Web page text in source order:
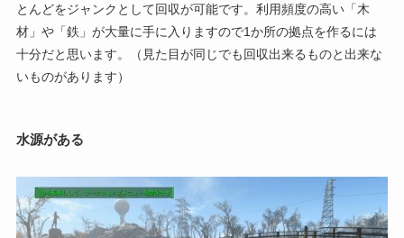
とんどをジャンクとして回収が可能です。利用頻度の高い「木
材」や「鉄」が大量に手に入りますので1か所の拠点を作るには
十分だと思います。（見た目が同じでも回収出来るものと出来な
いものがあります）
水源がある